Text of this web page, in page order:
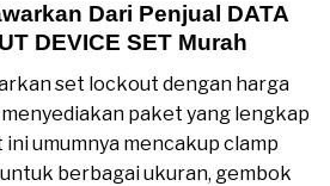
Dari Penjual DATA
DEVICE SET Murah
set lockout dengan harga
paket yang lengkap
ini umumnya mencakup clamp
berbagai ukuran, gembok